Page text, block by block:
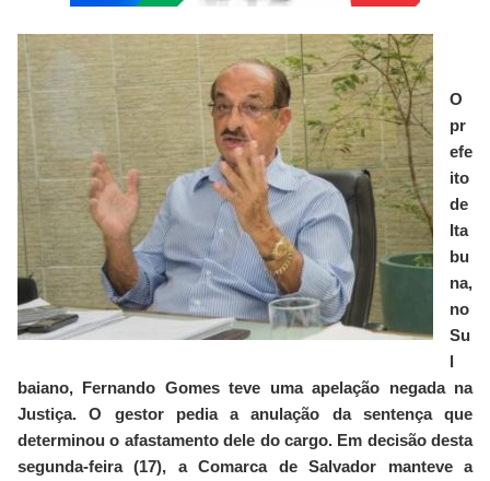
O
pr
efe
ito
de
Ita
bu
na,
no
Su
l
baiano, Fernando Gomes teve uma apelação negada na
Justiça. O gestor pedia a anulação da sentença que
determinou o afastamento dele do cargo. Em decisão desta
segunda-feira (17), a Comarca de Salvador manteve a